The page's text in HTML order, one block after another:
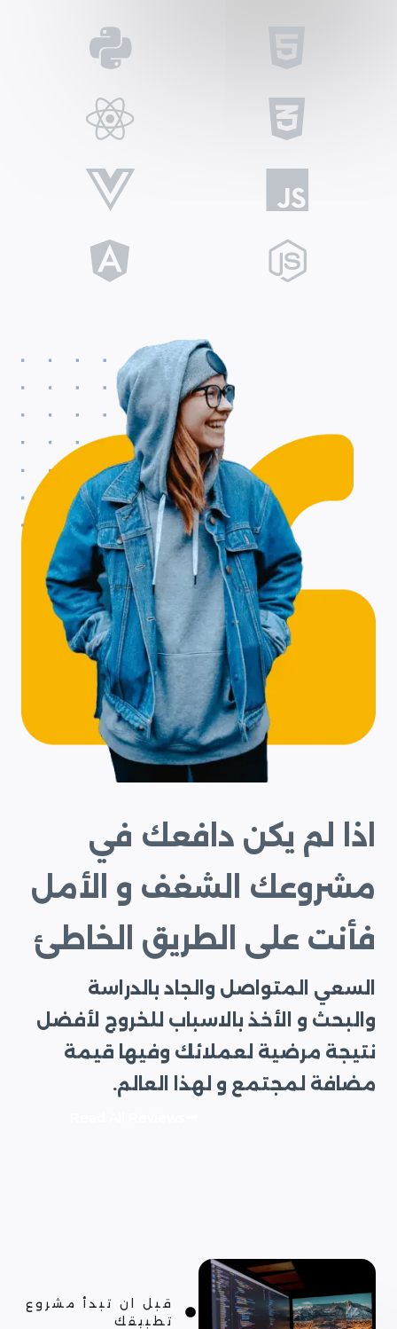
اذا لم يكن دافعك في
مشروعك الشغف و الأمل
فأنت على الطريق الخاطئ
السعي المتواصل والجاد بالدراسة
والبحث و الأخذ بالاسباب للخروج لأفضل
نتيجة مرضية لعملائك وفيها قيمة
مضافة لمجتمع و لهذا العالم.
قبل ان تبدأ مشروع
تطبيقك